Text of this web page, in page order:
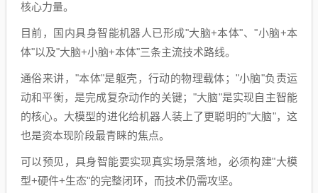
核心力量。
目前，国内具身智能机器人已形成"大脑+本体"、"小脑+本
体"以及"大脑+小脑+本体"三条主流技术路线。
通俗来讲，"本体"是躯壳，行动的物理载体；"小脑"负责运
动和平衡，是完成复杂动作的关键；"大脑"是实现自主智能
的核心。大模型的进化给机器人装上了更聪明的"大脑"，这
也是资本现阶段最青睐的焦点。
可以预见，具身智能要实现真实场景落地，必须构建"大模
型+硬件+生态"的完整闭环，而技术仍需攻坚。